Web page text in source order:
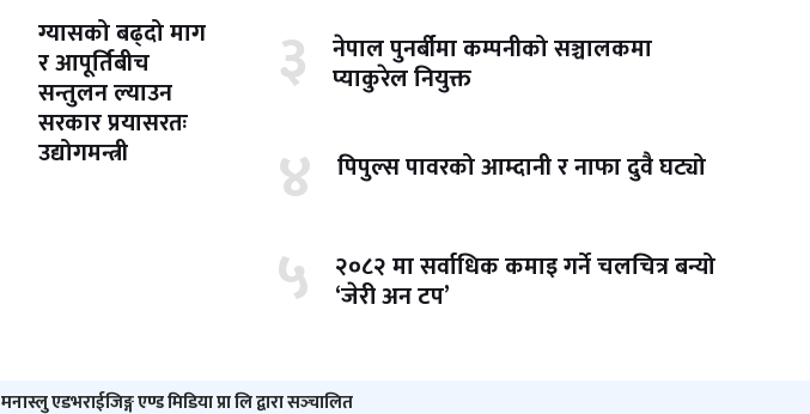
ग्यासको बढ्दो माग
र आपूर्तिबीच
सन्तुलन ल्याउन
सरकार प्रयासरतः
उद्योगमन्त्री
३ नेपाल पुनर्बीमा कम्पनीको सञ्चालकमा
प्याकुरेल नियुक्त
४ पिपुल्स पावरको आम्दानी र नाफा दुवै घट्यो
५ २०८२ मा सर्वाधिक कमाइ गर्ने चलचित्र बन्यो
‘जेरी अन टप’
मनास्लु एडभराईजिङ्ग एण्ड मिडिया प्रा लि द्वारा सञ्‍चालित